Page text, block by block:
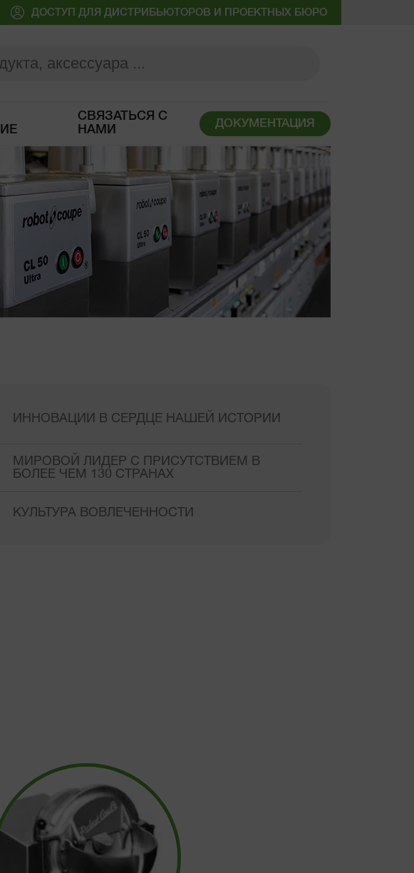
ДОСТУП ДЛЯ ДИСТРИБЬЮТОРОВ И ПРОЕКТНЫХ БЮРО
СВЯЗАТЬСЯ С
НАМИ
ДОКУМЕНТАЦИЯ
ИННОВАЦИИ В СЕРДЦЕ НАШЕЙ ИСТОРИИ
МИРОВОЙ ЛИДЕР С ПРИСУТСТВИЕМ В
БОЛЕЕ ЧЕМ 130 СТРАНАХ
КУЛЬТУРА ВОВЛЕЧЕННОСТИ